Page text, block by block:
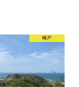
崎戸